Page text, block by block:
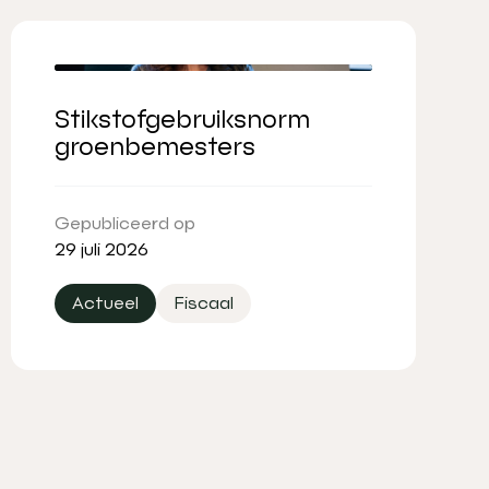
Stikstofgebruiksnorm
groenbemesters
Gepubliceerd op
29 juli 2026
Actueel Fiscaal